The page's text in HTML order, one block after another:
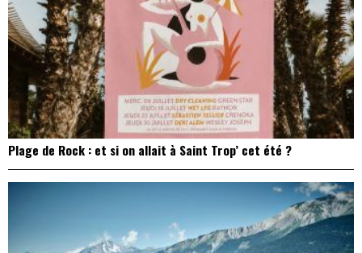
Plage de Rock : et si on allait à Saint Trop’ cet été ?